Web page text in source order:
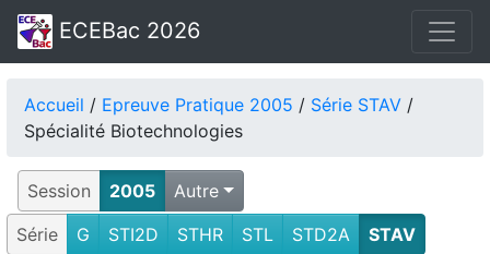
ECEBac 2026
Accueil / Epreuve Pratique 2005 / Série STAV /
Spécialité Biotechnologies
Session 2005
Autre
Série
G STI2D STHR STL STD2A
STAV